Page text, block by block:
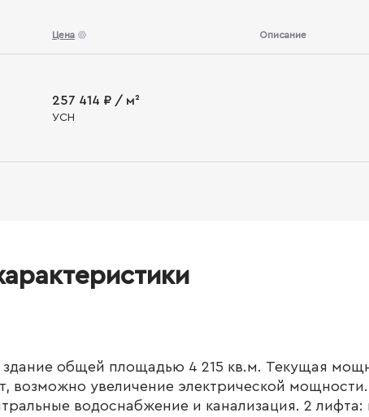
Цена Описание
257 414 ₽ / м²
УСН
общей площадью 4 215 кв.м. Текущая
возможно увеличение электрической
водоснабжение и канализация. 2